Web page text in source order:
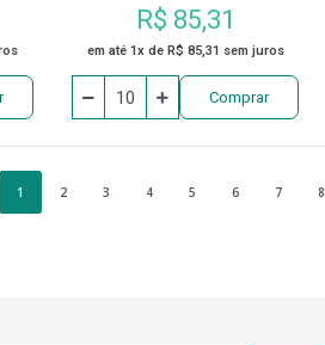
R$ 85,31
em até 1x de R$ 85,31 sem juros
Comprar
1 2 3 4 5 6 7 8